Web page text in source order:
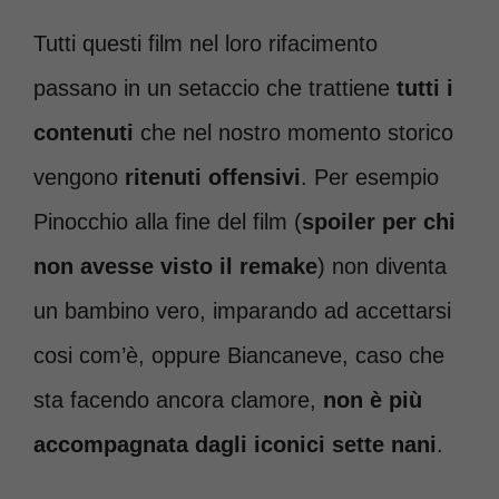
Tutti questi film nel loro rifacimento
passano in un setaccio che trattiene tutti i
contenuti che nel nostro momento storico
vengono ritenuti offensivi. Per esempio
Pinocchio alla fine del film (spoiler per chi
non avesse visto il remake) non diventa
un bambino vero, imparando ad accettarsi
cosi com’è, oppure Biancaneve, caso che
sta facendo ancora clamore, non è più
accompagnata dagli iconici sette nani.